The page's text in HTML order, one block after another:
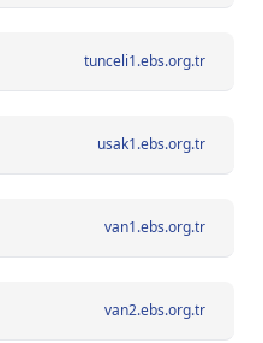
tunceli1.ebs.org.tr
usak1.ebs.org.tr
van1.ebs.org.tr
van2.ebs.org.tr